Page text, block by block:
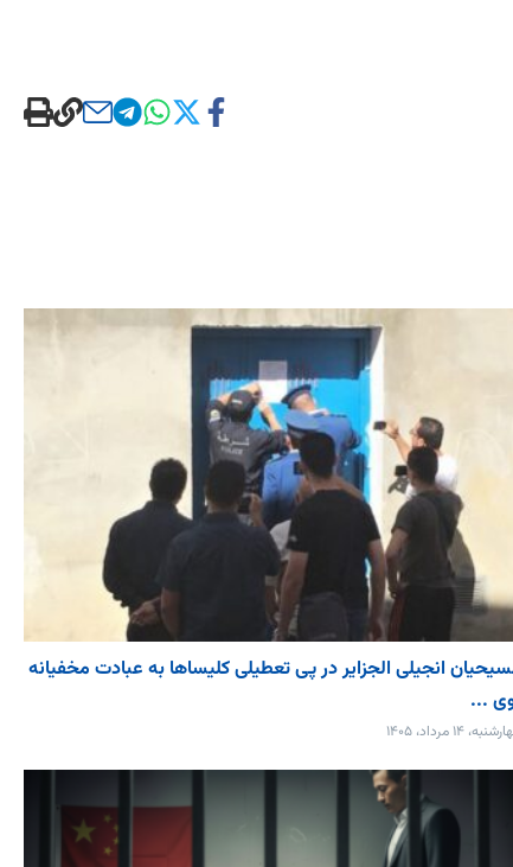
انجیلی الجزایر در پی تعطیلی کلیساها به عبادت مخفیانه
...
۱۴ مرداد، ۱۴۰۵